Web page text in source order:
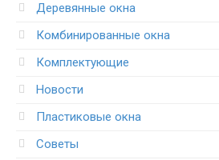
Деревянные окна
Комбинированные окна
Комплектующие
Новости
Пластиковые окна
Советы